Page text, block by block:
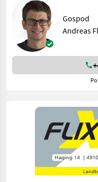
Gospod
Andreas